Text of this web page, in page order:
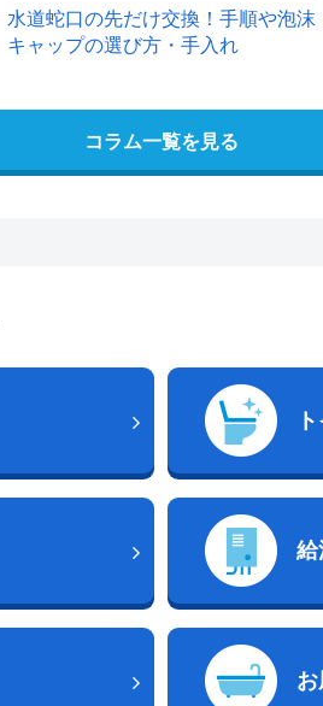
水道蛇口の先だけ交換！手順や泡沫
キャップの選び方・手入れ
コラム一覧を見る
給
お